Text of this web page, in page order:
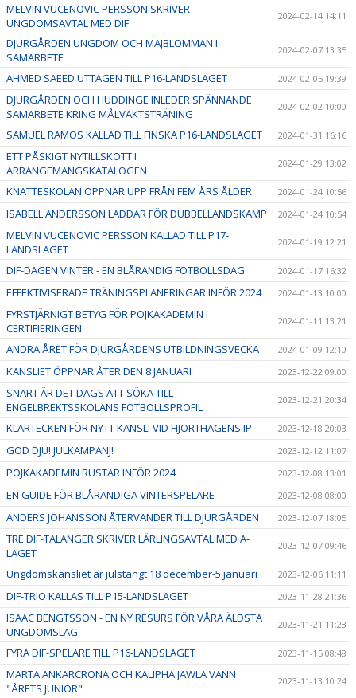
MELVIN VUCENOVIC PERSSON SKRIVER
UNGDOMSAVTAL MED DIF
2024-02-14 14:11
DJURGÅRDEN UNGDOM OCH MAJBLOMMAN I
SAMARBETE
2024-02-07 13:35
AHMED SAEED UTTAGEN TILL P16-LANDSLAGET 2024-02-05 19:39
DJURGÅRDEN OCH HUDDINGE INLEDER SPÄNNANDE
SAMARBETE KRING MÅLVAKTSTRÄNING
2024-02-02 10:00
SAMUEL RAMOS KALLAD TILL FINSKA P16-LANDSLAGET 2024-01-31 16:16
ETT PÅSKIGT NYTILLSKOTT I
ARRANGEMANGSKATALOGEN
2024-01-29 13:02
KNATTESKOLAN ÖPPNAR UPP FRÅN FEM ÅRS ÅLDER 2024-01-24 10:56
ISABELL ANDERSSON LADDAR FÖR DUBBELLANDSKAMP 2024-01-24 10:54
MELVIN VUCENOVIC PERSSON KALLAD TILL P17-
LANDSLAGET
2024-01-19 12:21
DIF-DAGEN VINTER - EN BLÅRANDIG FOTBOLLSDAG 2024-01-17 16:32
EFFEKTIVISERADE TRÄNINGSPLANERINGAR INFÖR 2024 2024-01-13 10:00
FYRSTJÄRNIGT BETYG FÖR POJKAKADEMIN I
CERTIFIERINGEN
2024-01-11 13:21
ANDRA ÅRET FÖR DJURGÅRDENS UTBILDNINGSVECKA 2024-01-09 12:10
KANSLIET ÖPPNAR ÅTER DEN 8 JANUARI 2023-12-22 09:00
SNART ÄR DET DAGS ATT SÖKA TILL
ENGELBREKTSSKOLANS FOTBOLLSPROFIL
2023-12-21 20:34
KLARTECKEN FÖR NYTT KANSLI VID HJORTHAGENS IP 2023-12-18 20:03
GOD DJU! JULKAMPANJ! 2023-12-12 11:07
POJKAKADEMIN RUSTAR INFÖR 2024 2023-12-08 13:01
EN GUIDE FÖR BLÅRANDIGA VINTERSPELARE 2023-12-08 08:00
ANDERS JOHANSSON ÅTERVÄNDER TILL DJURGÅRDEN 2023-12-07 18:05
TRE DIF-TALANGER SKRIVER LÄRLINGSAVTAL MED A-
LAGET
2023-12-07 09:46
Ungdomskansliet är julstängt 18 december-5 januari 2023-12-06 11:11
DIF-TRIO KALLAS TILL P15-LANDSLAGET 2023-11-28 21:36
ISAAC BENGTSSON - EN NY RESURS FÖR VÅRA ÄLDSTA
UNGDOMSLAG
2023-11-21 11:23
FYRA DIF-SPELARE TILL P16-LANDSLAGET 2023-11-15 08:48
MÄRTA ANKARCRONA OCH KALIPHA JAWLA VANN
"ÅRETS JUNIOR"
2023-11-13 10:24